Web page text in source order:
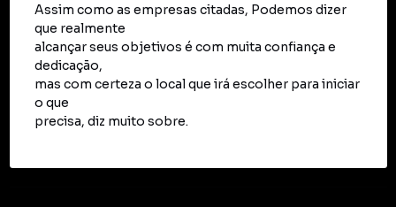
Assim como as empresas citadas, Podemos dizer
que realmente
alcançar seus objetivos é com muita confiança e
dedicação,
mas com certeza o local que irá escolher para iniciar
o que
precisa, diz muito sobre.